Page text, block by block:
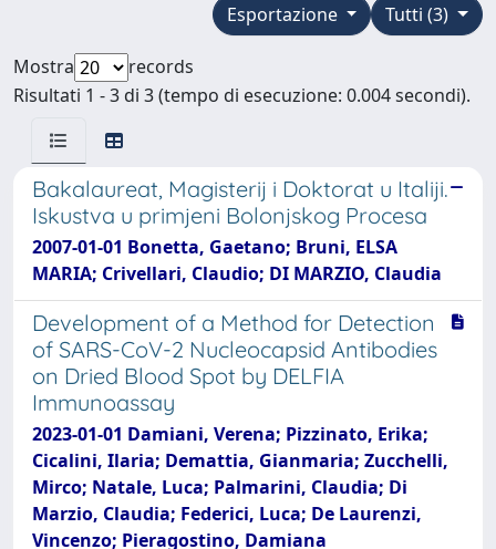
Tutti (3)
Esportazione
Mostra
records
Risultati 1 - 3 di 3 (tempo di esecuzione: 0.004 secondi).
Bakalaureat, Magisterij i Doktorat u Italiji.
Iskustva u primjeni Bolonjskog Procesa
2007-01-01 Bonetta, Gaetano; Bruni, ELSA
MARIA; Crivellari, Claudio; DI MARZIO, Claudia
Development of a Method for Detection
of SARS-CoV-2 Nucleocapsid Antibodies
on Dried Blood Spot by DELFIA
Immunoassay
2023-01-01 Damiani, Verena; Pizzinato, Erika;
Cicalini, Ilaria; Demattia, Gianmaria; Zucchelli,
Mirco; Natale, Luca; Palmarini, Claudia; Di
Marzio, Claudia; Federici, Luca; De Laurenzi,
Vincenzo; Pieragostino, Damiana